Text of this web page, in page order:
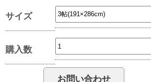
サイズ
購入数